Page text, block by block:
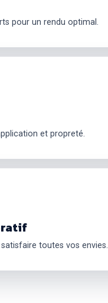
pour un rendu optimal.
et propreté.
toutes vos envies.